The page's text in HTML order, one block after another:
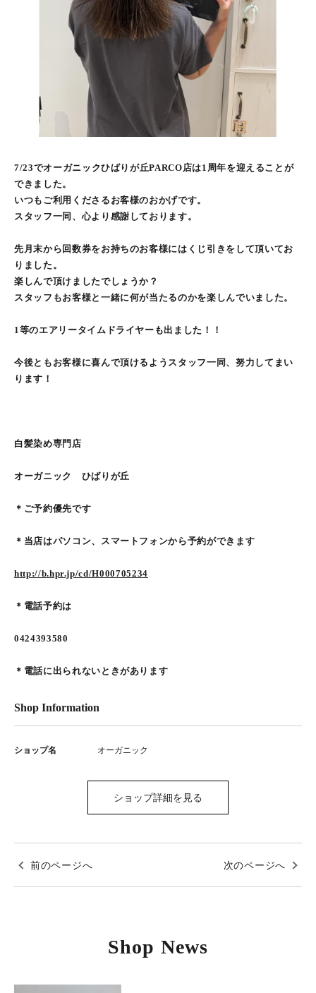
7/23でオーガニックひばりが丘PARCO店は1周年を迎えることが
できました。
いつもご利用くださるお客様のおかげです。
スタッフ一同、心より感謝しております。
先月末から回数券をお持ちのお客様にはくじ引きをして頂いてお
りました。
楽しんで頂けましたでしょうか？
スタッフもお客様と一緒に何が当たるのかを楽しんでいました。
1等のエアリータイムドライヤーも出ました！！
今後ともお客様に喜んで頂けるようスタッフ一同、努力してまい
ります！
白髪染め専門店
オーガニック ひばりが丘
＊ご予約優先です
＊当店はパソコン、スマートフォンから予約ができます
http://b.hpr.jp/cd/H000705234
＊電話予約は
0424393580
＊電話に出られないときがあります
Shop Information
ショップ名 オーガニック
ショップ詳細を見る
前のページへ 次のページへ
Shop News